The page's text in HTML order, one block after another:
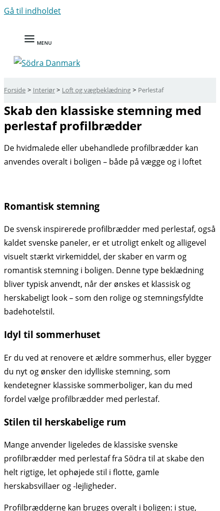
Gå til indholdet
MENU
Forside Interiør Loft og vægbeklædning Perlestaf
Skab den klassiske stemning med
perlestaf profilbrædder
De hvidmalede eller ubehandlede profilbrædder kan
anvendes overalt i boligen – både på vægge og i loftet
Romantisk stemning
De svensk inspirerede profilbrædder med perlestaf, også
kaldet svenske paneler, er et utroligt enkelt og alligevel
visuelt stærkt virkemiddel, der skaber en varm og
romantisk stemning i boligen. Denne type beklædning
bliver typisk anvendt, når der ønskes et klassisk og
herskabeligt look – som den rolige og stemningsfyldte
badehotelstil.
Idyl til sommerhuset
Er du ved at renovere et ældre sommerhus, eller bygger
du nyt og ønsker den idylliske stemning, som
kendetegner klassiske sommerboliger, kan du med
fordel vælge profilbrædder med perlestaf.
Stilen til herskabelige rum
Mange anvender ligeledes de klassiske svenske
profilbrædder med perlestaf fra Södra til at skabe den
helt rigtige, let ophøjede stil i flotte, gamle
herskabsvillaer og -lejligheder.
Profilbrædderne kan bruges overalt i boligen: i stue,